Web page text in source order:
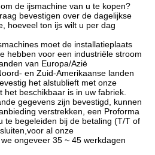
de ijsmachine van u te kopen?
bevestigen over de dagelijkse
hoeveel ton ijs wilt u per dag
moet de installatieplaats
hebben voor een industriële stroom
van Europa/Azië
en Zuid-Amerikaanse landen
het alstublieft met onze
beschikbaar is in uw fabriek.
gegevens zijn bevestigd, kunnen
verstrekken, een Proforma
te begeleiden bij de betaling (T/T of
al onze
ongeveer 35 ~ 45 werkdagen